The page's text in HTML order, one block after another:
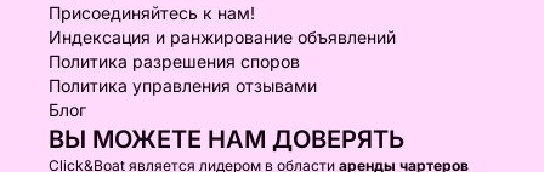
Присоединяйтесь к нам!
Индексация и ранжирование объявлений
Политика разрешения споров
Политика управления отзывами
Блог
ВЫ МОЖЕТЕ НАМ ДОВЕРЯТЬ
Click&Boat является лидером в области аренды чартеров